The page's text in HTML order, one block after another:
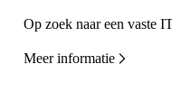
Op zoek naar een vaste
Meer informatie